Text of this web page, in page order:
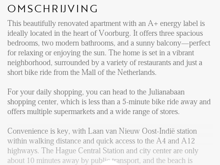
OMSCHRIJVING
This beautifully renovated apartment with an A+ energy label is
ideally located in the heart of Voorburg. It offers three spacious
bedrooms, two modern bathrooms, and a sunny balcony—perfect
for relaxing or enjoying the sun. The home is set in a vibrant
neighborhood, surrounded by a variety of restaurants and just a
short bike ride from the Mall of the Netherlands.
For your daily shopping, you can head to the Julianabaan
shopping center, which is less than a 5-minute bike ride away and
offers multiple supermarkets and a wide range of stores.
Convenience is key, with Laan van Nieuw Oost-Indië station
within walking distance and quick access to the A4 and A12
highways. The Hague Central Station and city center are only
about 10 minutes away by public transport, and the beach is
OVER ONS
FAQ
Reviews
Werken bij
CONTACT
Hillegersberg
Rotterdam